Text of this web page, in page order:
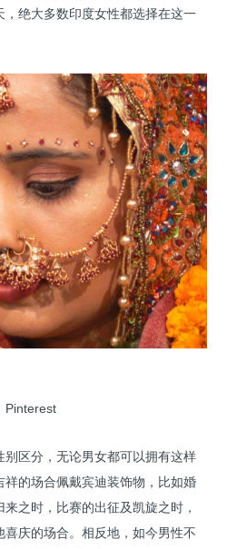
绝大多数印度女性都选择在这一
Pinterest
区分，无论男女都可以拥有这样
的场合佩戴宾迪装饰物，比如婚
之时，比赛的出征及凯旋之时，
庆的场合。相反地，如今男性不